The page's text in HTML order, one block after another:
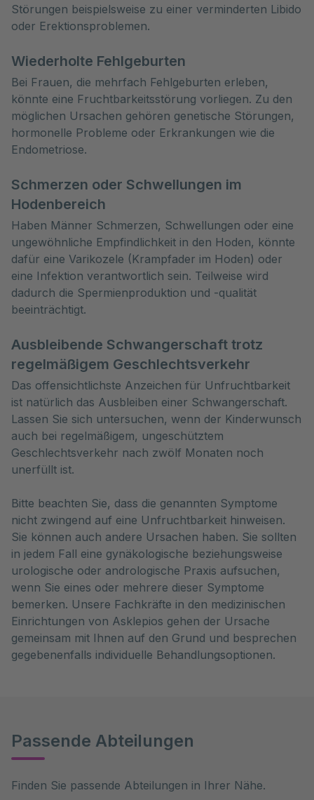
Störungen beispielsweise zu einer verminderten Libido
oder Erektionsproblemen.
Wiederholte Fehlgeburten
Bei Frauen, die mehrfach Fehlgeburten erleben,
könnte eine Fruchtbarkeitsstörung vorliegen. Zu den
möglichen Ursachen gehören genetische Störungen,
hormonelle Probleme oder Erkrankungen wie die
Endometriose.
Schmerzen oder Schwellungen im
Hodenbereich
Haben Männer Schmerzen, Schwellungen oder eine
ungewöhnliche Empfindlichkeit in den Hoden, könnte
dafür eine Varikozele (Krampfader im Hoden) oder
eine Infektion verantwortlich sein. Teilweise wird
dadurch die Spermienproduktion und -qualität
beeinträchtigt.
Ausbleibende Schwangerschaft trotz
regelmäßigem Geschlechtsverkehr
Das offensichtlichste Anzeichen für Unfruchtbarkeit
ist natürlich das Ausbleiben einer Schwangerschaft.
Lassen Sie sich untersuchen, wenn der Kinderwunsch
auch bei regelmäßigem, ungeschütztem
Geschlechtsverkehr nach zwölf Monaten noch
unerfüllt ist.
Bitte beachten Sie, dass die genannten Symptome
nicht zwingend auf eine Unfruchtbarkeit hinweisen.
Sie können auch andere Ursachen haben. Sie sollten
in jedem Fall eine gynäkologische beziehungsweise
urologische oder andrologische Praxis aufsuchen,
wenn Sie eines oder mehrere dieser Symptome
bemerken. Unsere Fachkräfte in den medizinischen
Einrichtungen von Asklepios gehen der Ursache
gemeinsam mit Ihnen auf den Grund und besprechen
gegebenenfalls individuelle Behandlungsoptionen.
Passende Abteilungen
Finden Sie passende Abteilungen in Ihrer Nähe.